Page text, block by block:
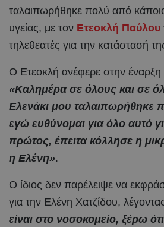
ταλαιπωρήθηκε πολύ από
υγείας, με τον Ετεοκλή Παύλου
τηλεθεατές για την κατάστασή
Ο Ετεοκλή ανέφερε στην
«Καλημέρα σε όλους και σε
Ελενάκι μου
εγώ ευθύνομαι για όλο αυτό
πρώτος, έπειτα κόλλησε η
η Ελένη».
Ο ίδιος δεν παρέλειψε να
για την Ελένη Χατζίδου,
είναι στο νοσοκομείο, ξέρω